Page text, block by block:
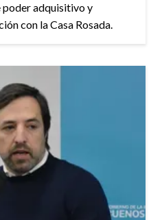
poder adquisitivo y
con la Casa Rosada.